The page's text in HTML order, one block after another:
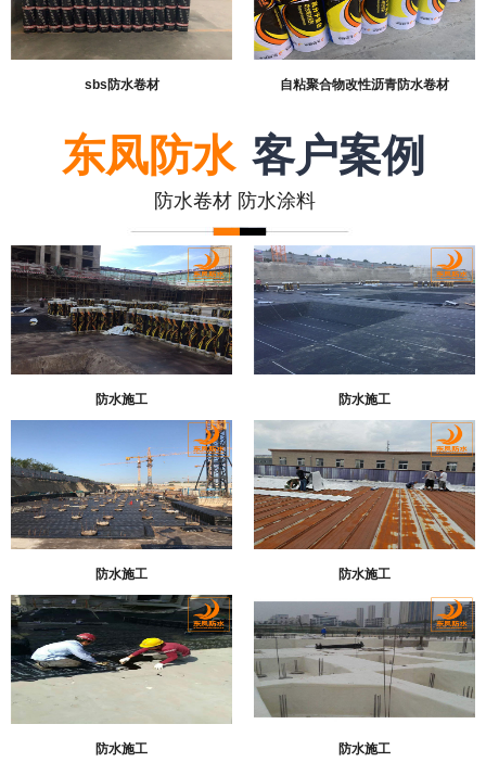
sbs防水卷材 自粘聚合物改性沥青防水卷材
东凤防水 客户案例
防水卷材 防水涂料
防水施工 防水施工
防水施工 防水施工
防水施工 防水施工